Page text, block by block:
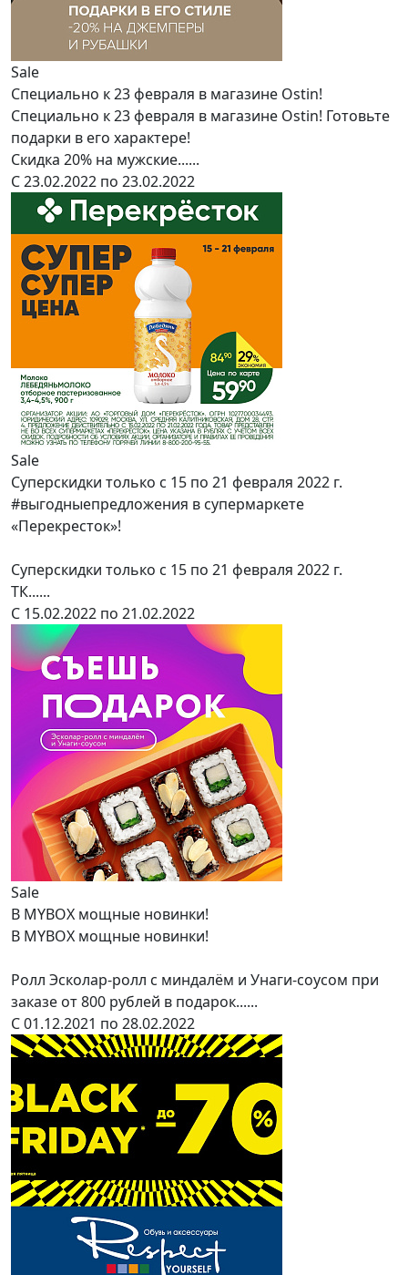
Sale
Специально к 23 февраля в магазине Ostin!
Специально к 23 февраля в магазине Ostin! Готовьте
подарки в его характере!
Скидка 20% на мужские......
С 23.02.2022 по 23.02.2022
Sale
Суперскидки только с 15 по 21 февраля 2022 г.
#выгодныепредложения в супермаркете
«Перекресток»!
Суперскидки только с 15 по 21 февраля 2022 г.
ТК......
С 15.02.2022 по 21.02.2022
Sale
В MYBOX мощные новинки!
В MYBOX мощные новинки!
Ролл Эсколар-ролл с миндалём и Унаги-соусом при
заказе от 800 рублей в подарок......
С 01.12.2021 по 28.02.2022